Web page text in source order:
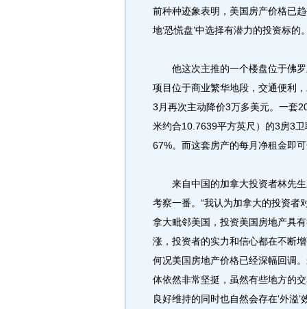
前种种迹象表明，美国房产价格已
地‘恐慌盘’中选择有潜力的投资标的
他这次主推的一个楼盘位于佛罗
项目位于商业繁华地段，交通便利
3月再次主动降价3万多美元。一套
米约合10.7639平方英尺）的3房3
67%。而这套房产的每月净租金即
来自中国的加拿大投资者林先生
考察一番。“我认为加拿大的投资者
拿大毗邻美国，投资美国房地产具
涨，投资者的实力和信心都在不断
何况美国房地产价格已经深幅回调
体依然非常坚挺，虽然有些地方的
良好维持的同时也自然会存在‘外溢